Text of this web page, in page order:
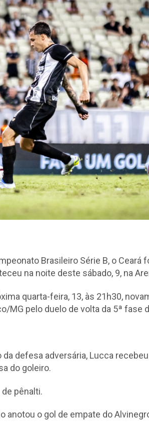
Brasileiro Série B, o Ceará
na noite deste sábado, 9, na
quarta-feira, 13, às 21h30,
MG pelo duelo de volta da 5ª fase
defesa adversária, Lucca
do goleiro.
pênalti.
anotou o gol de empate do